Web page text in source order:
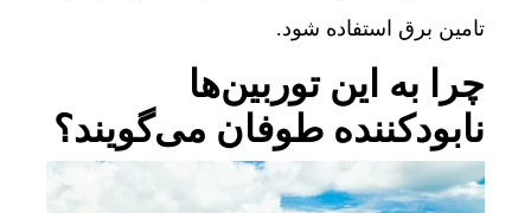
تامین برق استفاده شود.
چرا به این توربین‌ها
نابودکننده طوفان می‌گویند؟